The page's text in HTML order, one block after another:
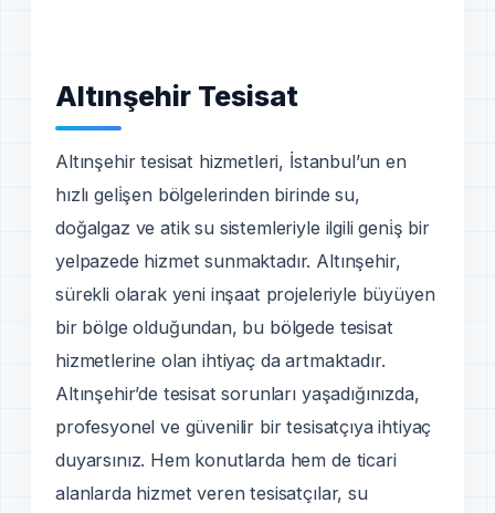
Altınşehir Tesisat
Altınşehir tesisat hizmetleri, İstanbul’un en
hızlı geli̇şen bölgelerinden birinde su,
doğalgaz ve atik su sistemleriyle ilgili geni̇ş bir
yelpazede hizmet sunmaktadır. Altınşehir,
sürekli olarak yeni inşaat projeleriyle büyüyen
bir bölge olduğundan, bu bölgede tesisat
hizmetlerine olan ihtiyaç da artmaktadır.
Altınşehir’de tesisat sorunları yaşadığınızda,
profesyonel ve güvenilir bir tesisatçıya ihtiyaç
duyarsınız. Hem konutlarda hem de ticari
alanlarda hizmet veren tesisatçılar, su